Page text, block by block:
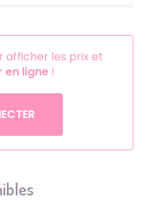
afficher les prix et
en ligne !